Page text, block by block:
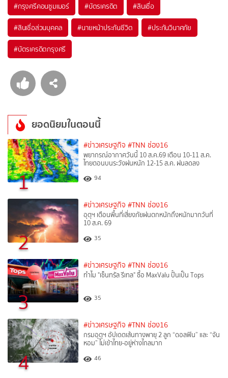
#กรุงศรีคอนซูมเมอร์ #บัตรเครดิต #สินเชื่อ
#สินเชื่อส่วนบุคคล #นายหน้าประกันชีวิต #ประกันวินาศภัย
#บัตรเครดิตกรุงศรี
ยอดนิยมในตอนนี้
1
#ข่าวเศรษฐกิจ #TNN ช่อง16
พยากรณ์อากาศวันนี้ 10 ส.ค.69 เตือน 10-11 ส.ค.
ไทยตอนบนระวังฝนหนัก 12-15 ส.ค. ฝนลดลง
94
2
#ข่าวเศรษฐกิจ #TNN ช่อง16
อุตุฯ เตือนพื้นที่เสี่ยงภัยฝนตกหนักถึงหนักมากวันที่
10 ส.ค. 69
35
3
#ข่าวเศรษฐกิจ #TNN ช่อง16
ทำไม "เซ็นทรัล รีเทล" ซื้อ MaxValu ปั้นเป็น Tops
35
4
#ข่าวเศรษฐกิจ #TNN ช่อง16
กรมอุตุฯ อัปเดตเส้นทางพายุ 2 ลูก “ดอลฟิน” และ “จัน
หอม” ไม่เข้าไทย-อยู่ห่างไกลมาก
46